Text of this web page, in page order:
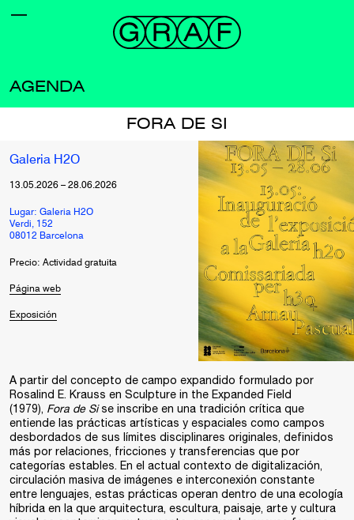
AGENDA
FORA DE SI
Galeria H2O
13.05.2026 – 28.06.2026
Lugar: Galeria H2O
Verdi, 152
08012 Barcelona
Precio: Actividad gratuita
Página web
Exposición
A partir del concepto de campo expandido formulado por
Rosalind E. Krauss en Sculpture in the Expanded Field
(1979), Fora de Sise inscribe en una tradición crítica que
entiende las prácticas artísticas y espaciales como campos
desbordados de sus límites disciplinares originales, definidos
más por relaciones, fricciones y transferencias que por
categorías estables. En el actual contexto de digitalización,
circulación masiva de imágenes e interconexión constante
entre lenguajes, estas prácticas operan dentro de una ecología
híbrida en la que arquitectura, escultura, paisaje, arte y cultura